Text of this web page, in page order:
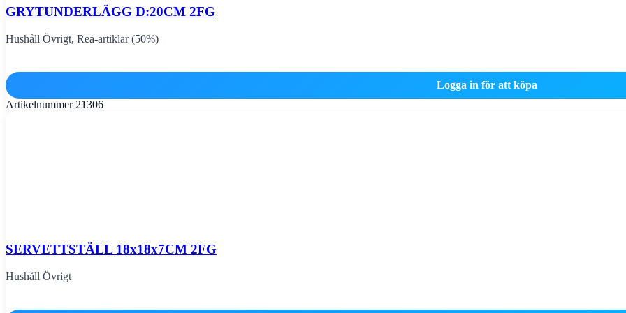
GRYTUNDERLÄGG D:20CM 2FG
Hushåll Övrigt, Rea-artiklar (50%)
Logga in för att köpa
Artikelnummer 21306
SERVETTSTÄLL 18x18x7CM 2FG
Hushåll Övrigt